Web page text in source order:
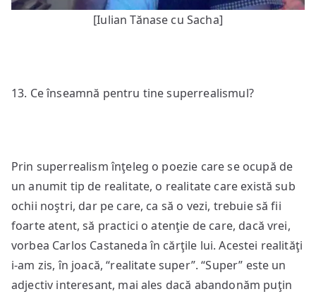
[Iulian Tănase cu Sacha]
13. Ce înseamnă pentru tine superrealismul?
Prin superrealism înţeleg o poezie care se ocupă de
un anumit tip de realitate, o realitate care există sub
ochii noştri, dar pe care, ca să o vezi, trebuie să fii
foarte atent, să practici o atenţie de care, dacă vrei,
vorbea Carlos Castaneda în cărţile lui. Acestei realităţi
i-am zis, în joacă, “realitate super”. “Super” este un
adjectiv interesant, mai ales dacă abandonăm puţin